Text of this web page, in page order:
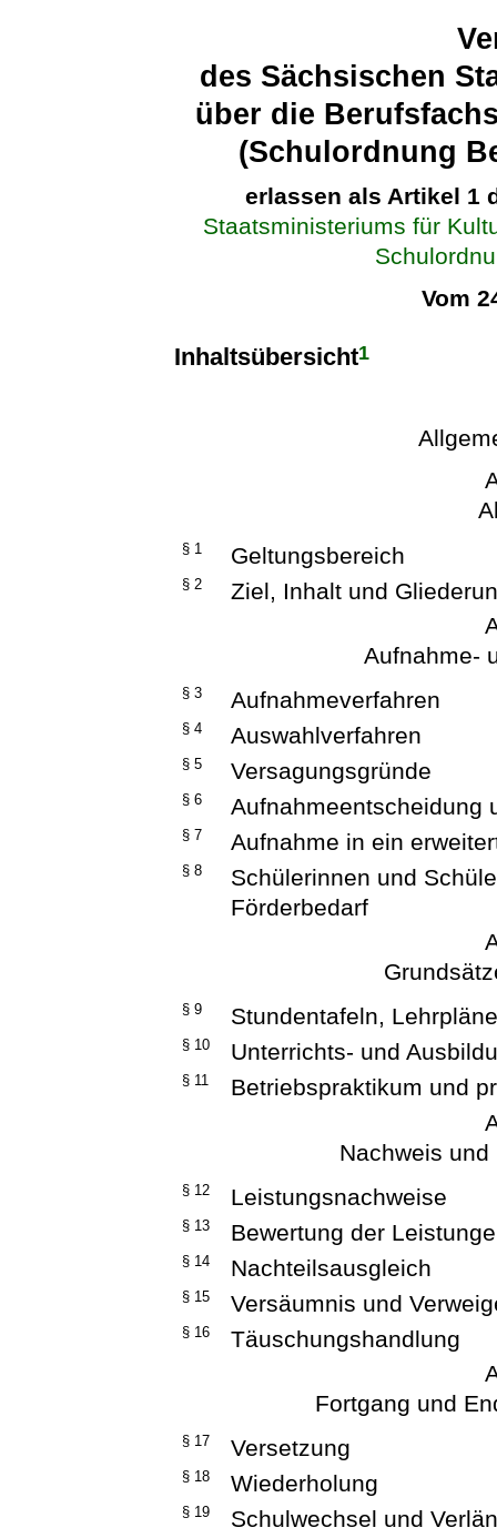
des Sächsischen
über die
(Schulordnung
erlassen als Artikel 1
Staatsministeriums für
Vom
Inhaltsübersicht1
§ 1 Geltungsbereich
§ 2
Ziel, Inhalt und
Aufnahme-
§ 3 Aufnahmeverfahren
§ 4 Auswahlverfahren
§ 5 Versagungsgründe
§ 6 Aufnahmeentscheidung
§ 7 Aufnahme in ein
§ 8
Schülerinnen und
Förderbedarf
§ 9 Stundentafeln,
§ 10 Unterrichts- und
§ 11
Betriebspraktikum und
Nachweis
§ 12 Leistungsnachweise
§ 13 Bewertung der
§ 14 Nachteilsausgleich
§ 15 Versäumnis und
§ 16
Täuschungshandlung
Fortgang und
§ 17 Versetzung
§ 18 Wiederholung
§ 19 Schulwechsel und